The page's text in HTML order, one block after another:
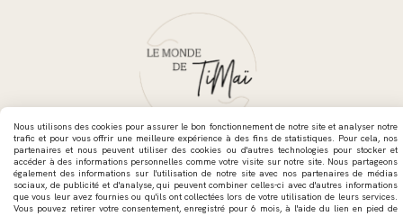
Mentions Légales
Conditions générales de vente
Politique de confidentialité
Gestion cookies
Mon Compte
Nous utilisons des cookies pour assurer le bon fonctionnement de notre site et analyser notre
trafic et pour vous offrir une meilleure expérience à des fins de statistiques. Pour cela, nos
partenaires et nous peuvent utiliser des cookies ou d'autres technologies pour stocker et
accéder à des informations personnelles comme votre visite sur notre site. Nous partageons
également des informations sur l'utilisation de notre site avec nos partenaires de médias
sociaux, de publicité et d'analyse, qui peuvent combiner celles-ci avec d'autres informations
que vous leur avez fournies ou qu'ils ont collectées lors de votre utilisation de leurs services.
Vous pouvez retirer votre consentement, enregistré pour 6 mois, à l'aide du lien en pied de